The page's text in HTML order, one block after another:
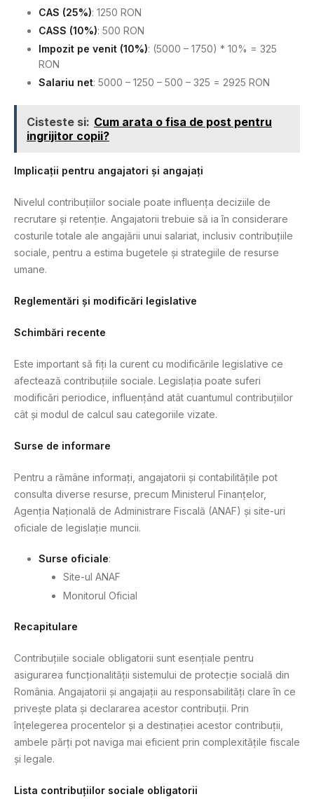
CAS (25%): 1250 RON
CASS (10%): 500 RON
Impozit pe venit (10%): (5000 – 1750) * 10% = 325
RON
Salariu net: 5000 – 1250 – 500 – 325 = 2925 RON
Cisteste si: Cum arata o fisa de post pentru
ingrijitor copii?
Implicații pentru angajatori și angajați
Nivelul contribuțiilor sociale poate influența deciziile de
recrutare și retenție. Angajatorii trebuie să ia în considerare
costurile totale ale angajării unui salariat, inclusiv contribuțiile
sociale, pentru a estima bugetele și strategiile de resurse
umane.
Reglementări și modificări legislative
Schimbări recente
Este important să fiți la curent cu modificările legislative ce
afectează contribuțiile sociale. Legislația poate suferi
modificări periodice, influențând atât cuantumul contribuțiilor
cât și modul de calcul sau categoriile vizate.
Surse de informare
Pentru a rămâne informați, angajatorii și contabilitățile pot
consulta diverse resurse, precum Ministerul Finanțelor,
Agenția Națională de Administrare Fiscală (ANAF) și site-uri
oficiale de legislație muncii.
Surse oficiale:
Site-ul ANAF
Monitorul Oficial
Recapitulare
Contribuțiile sociale obligatorii sunt esențiale pentru
asigurarea funcționalității sistemului de protecție socială din
România. Angajatorii și angajații au responsabilități clare în ce
privește plata și declararea acestor contribuții. Prin
înțelegerea procentelor și a destinației acestor contribuții,
ambele părți pot naviga mai eficient prin complexitățile fiscale
și legale.
Lista contribuțiilor sociale obligatorii